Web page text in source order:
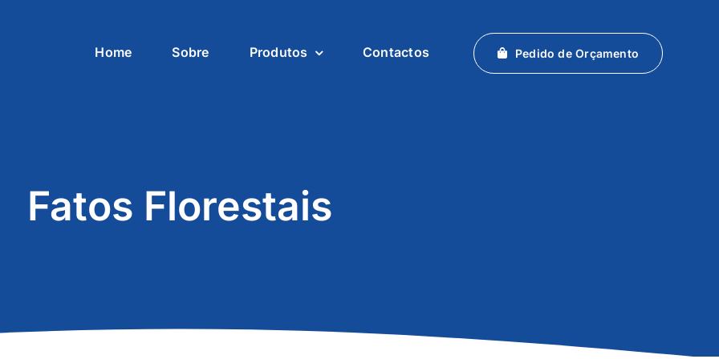
Home Sobre Produtos Contactos Pedido de Orçamento
Fatos Florestais